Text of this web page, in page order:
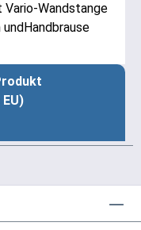
Vario-Wandstange